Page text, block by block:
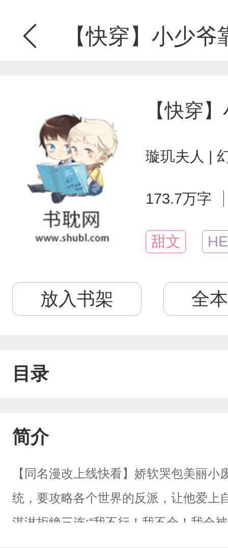
【快穿】小少
【快穿
璇玑夫人 |
173.7万字
甜文 HE
放入书架 全
目录
简介
【同名漫改上线快看】娇软哭包美丽
统，要攻略各个世界的反派，让他爱上
淇淋拒绝三连:“我不行！我不会！我会